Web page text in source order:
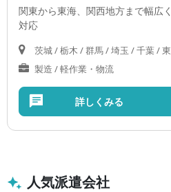
関東から東海、関西地方まで幅広く
対応
茨城 / 栃木 / 群馬 / 埼玉 / 千葉 / 東京 / 神奈川 / 山梨 / 岐阜 / 静岡 / 愛知 / 三重 / 滋賀 / 京都 / 大阪 / 奈良
製造 / 軽作業・物流
詳しくみる
人気派遣会社